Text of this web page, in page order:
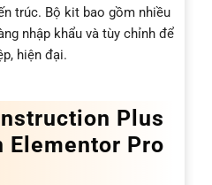
trúc. Bộ kit bao gồm nhiều
nhập khẩu và tùy chỉnh để
hiện đại.
Plus
Elementor Pro